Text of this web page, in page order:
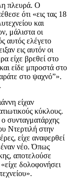
πλευρά. Ο
ότι «εις τας 18
και
μάλιστα οι
αυτός ελέγετο
εις αυτόν οι
είχε βρεθεί στο
είδε μπροστά στο
στο ψαχνό”».
είχαν
κύκλους.
συνταγματάρχης
Ντερτιλή στην
είχε αναφερθεί
έναν νέο. Όπως
αποτελούσε
δολοφονήσει